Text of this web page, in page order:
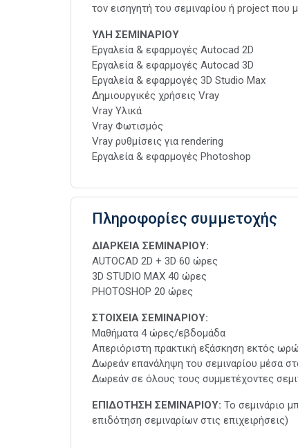
τον εισηγητή του σεμιναρίου ή project που
ΥΛΗ ΣΕΜΙΝΑΡΙΟΥ
Εργαλεία & εφαρμογές Autocad 2D
Εργαλεία & εφαρμογές Autocad 3D
Εργαλεία & εφαρμογές 3D Studio Max
Δημιουργικές χρήσεις Vray
Vray Υλικά
Vray Φωτισμός
Vray ρυθμίσεις για rendering
Εργαλεία & εφαρμογές Photoshop
Πληροφορίες συμμετοχής
ΔΙΑΡΚΕΙΑ ΣΕΜΙΝΑΡΙΟΥ:
AUTOCAD 2D + 3D 60 ώρες
3D STUDIO MAX 40 ώρες
PHOTOSHOP 20 ώρες
ΣΤΟΙΧΕΙΑ ΣΕΜΙΝΑΡΙΟΥ:
Μαθήματα 4 ώρες/εβδομάδα
Απεριόριστη πρακτική εξάσκηση εκτός
Δωρεάν επανάληψη του σεμιναρίου μέσα
Δωρεάν σε όλους τους συμμετέχοντες
ΕΠΙΔΟΤΗΣΗ ΣΕΜΙΝΑΡΙΟΥ: Το σεμινάριο
επιδότηση σεμιναρίων στις επιχειρήσεις)